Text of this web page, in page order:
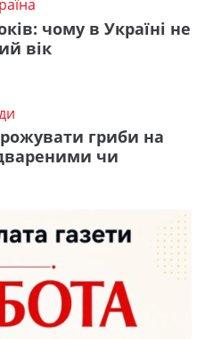
чому в Україні не
вік
гриби на
чи